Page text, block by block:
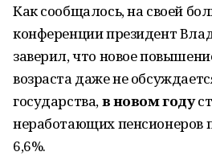
Как сообщалось, на своей
конференции президент
заверил, что новое
возраста даже не
государства,в новом году
неработающих пенсионеров
6,6%.